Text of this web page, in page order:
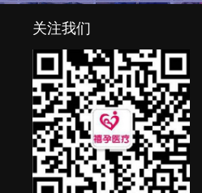
关注我们